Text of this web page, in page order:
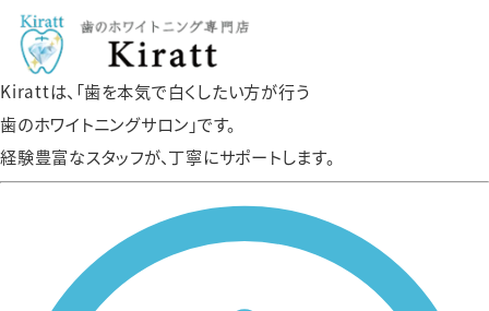
Kirattは、「歯を本気で白くしたい方が行う
歯のホワイトニングサロン」です。
経験豊富なスタッフが、丁寧にサポートします。